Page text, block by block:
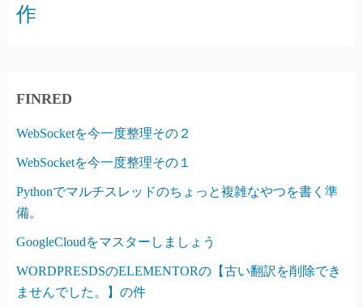
作
FINRED
WebSocketを今一度整理その２
WebSocketを今一度整理その１
Pythonでマルチスレッドのちょっと複雑なやつを書く準
備。
GoogleCloudをマスターしましょう
WORDPRESDSのELEMENTORの【古い翻訳を削除でき
ませんでした。】の件